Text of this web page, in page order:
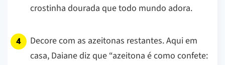
crostinha dourada que todo mundo adora.
Decore com as azeitonas restantes. Aqui em
casa, Daiane diz que “azeitona é como confete: